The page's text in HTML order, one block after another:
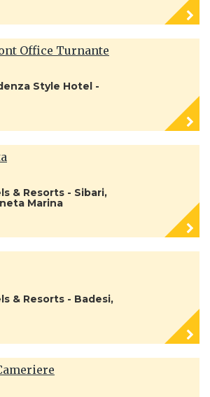
Office Turnante
Style Hotel -
& Resorts - Sibari,
Marina
& Resorts - Badesi,